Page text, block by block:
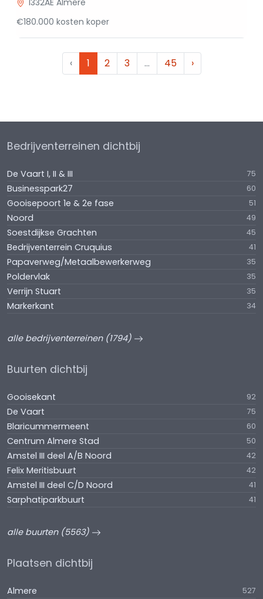
1332AE Almere
€180.000 kosten koper
‹ 1 2 3 … 45 ›
Bedrijventerreinen dichtbij
De Vaart I, II & III 75
Businesspark27 60
Gooisepoort 1e & 2e fase 51
Noord 49
Soestdijkse Grachten 45
Bedrijventerrein Cruquius 41
Papaverweg/Metaalbewerkerweg 35
Poldervlak 35
Verrijn Stuart 35
Markerkant 34
alle bedrijventerreinen (1794)
Buurten dichtbij
Gooisekant 92
De Vaart 75
Blaricummermeent 60
Centrum Almere Stad 50
Amstel III deel A/B Noord 42
Felix Meritisbuurt 42
Amstel III deel C/D Noord 41
Sarphatiparkbuurt 41
alle buurten (5563)
Plaatsen dichtbij
Almere 527